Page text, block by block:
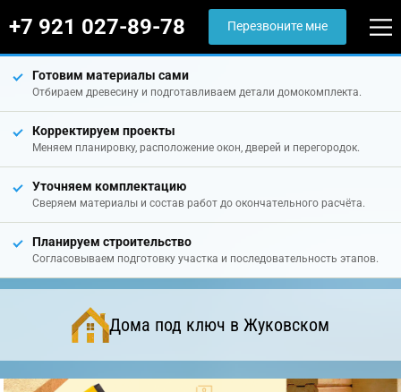
+7 921 027-89-78 Перезвоните мне
Готовим материалы сами
Отбираем древесину и подготавливаем детали домокомплекта.
Корректируем проекты
Меняем планировку, расположение окон, дверей и перегородок.
Уточняем комплектацию
Сверяем материалы и состав работ до окончательного расчёта.
Планируем строительство
Согласовываем подготовку участка и последовательность этапов.
Дома под ключ в Жуковском